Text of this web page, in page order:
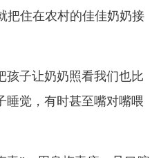
把住在农村的佳佳奶奶接
孩子让奶奶照看我们也比
睡觉，有时甚至嘴对嘴喂